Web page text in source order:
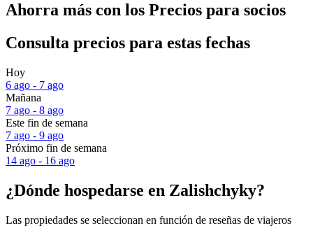
Ahorra más con los Precios para socios
Consulta precios para estas fechas
Hoy
6 ago - 7 ago
Mañana
7 ago - 8 ago
Este fin de semana
7 ago - 9 ago
Próximo fin de semana
14 ago - 16 ago
¿Dónde hospedarse en Zalishchyky?
Las propiedades se seleccionan en función de reseñas de viajeros